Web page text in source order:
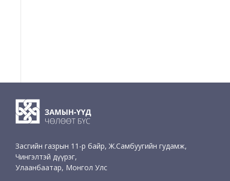
Засгийн газрын 11-р байр, Ж.Самбуугийн гудамж,
Чингэлтэй дүүрэг,
Улаанбаатар, Монгол Улс